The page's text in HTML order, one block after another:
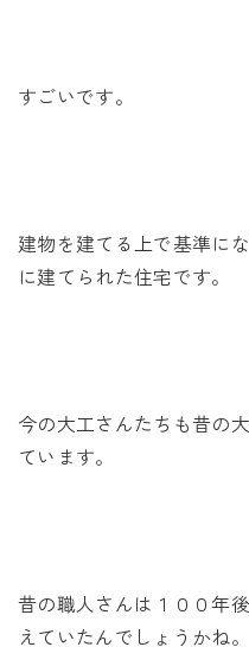
すごいです。
建物を建てる上で基準に
に建てられた住宅です。
今の大工さんたちも昔の
ています。
昔の職人さんは１００年
えていたんでしょうかね。